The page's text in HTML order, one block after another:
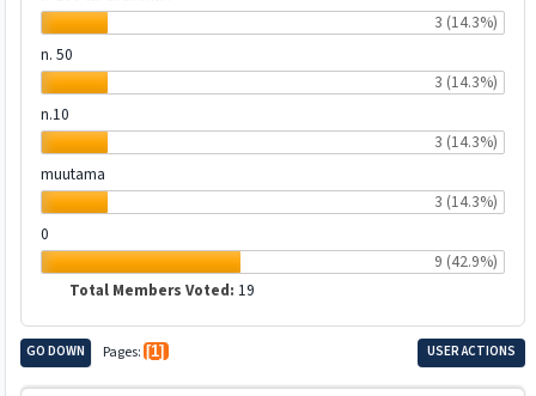
3 (14.3%)
n. 50
3 (14.3%)
n.10
3 (14.3%)
muutama
3 (14.3%)
0
9 (42.9%)
Total Members Voted: 19
GO DOWN Pages 1 USER ACTIONS